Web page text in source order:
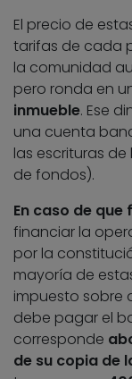
El precio de
tarifas de cada
la comunidad
pero ronda en
inmueble. Ese
una cuenta
las escrituras
de fondos).
En caso de
financiar la
por la
mayoría de
impuesto sobre
debe pagar el
corresponde
de su copia de